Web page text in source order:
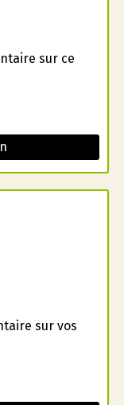
sur ce
sur vos